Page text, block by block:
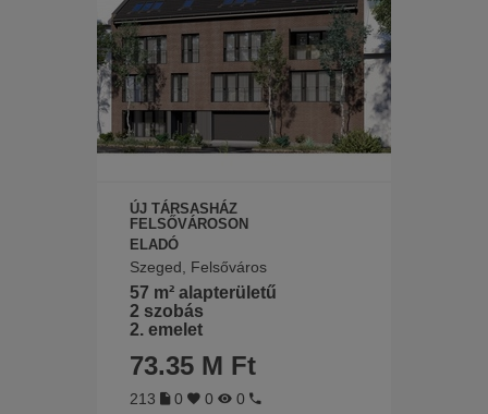
ÚJ TÁRSASHÁZ
FELSŐVÁROSON
ELADÓ
Szeged, Felsőváros
57 m² alapterületű
2 szobás
2. emelet
73.35 M Ft
213 0 0 0